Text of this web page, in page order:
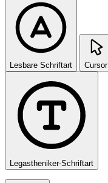
Lesbare Schriftart Cursor
Legastheniker-Schriftart